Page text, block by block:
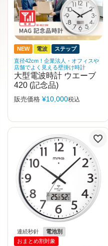
NEW 電波
ステップ
直径42cm！企業法人・オフィスや
店舗でよく見える壁掛け時計
大型電波時計 ウエーブ
420 (記念品)
販売価格 ¥10,000税込
連続秒針
電池別
おまとめ割対象